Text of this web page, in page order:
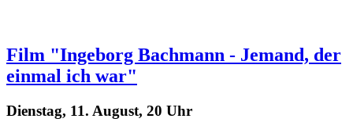
Film "Ingeborg Bachmann - Jemand, der
einmal ich war"
Dienstag, 11. August, 20 Uhr